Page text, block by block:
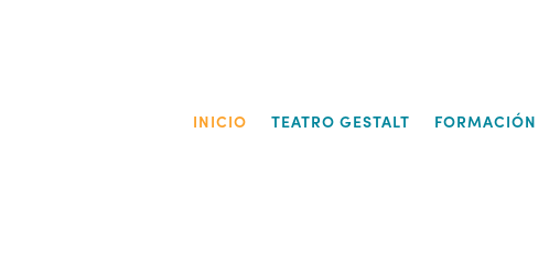
INICIO TEATRO GESTALT FORMACIÓN